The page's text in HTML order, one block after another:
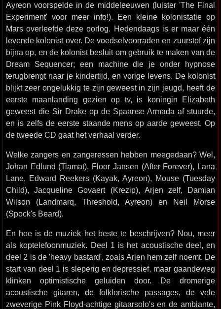
Ayreon voorspelde in de middeleeuwen (luister 'The Final
Experiment' voor meer info!). Een kleine kolonistatie op
Mars overleefde deze oorlog. Hedendaags is er maar één
levende kolonist over. De voedselvoorraden en zuurstof zijn
bijna op, en de kolonist besluit om gebruik te maken van de
Dream Sequencer; een machine die je onder hypnose
terugbrengt naar je kindertijd, en vorige levens. De kolonist
blijkt zeer ongelukkig te zijn geweest in zijn jeugd, heeft de
eerste maanlanding gezien op tv, is koningin Elizabeth
geweest die Sir Drake op de Spaanse Armada af stuurde,
en is zelfs de eerste staande mens op aarde geweest. Op
de tweede CD gaat het verhaal verder.
Welke zangers en zangeressen hebben meegedaan? Wel,
Johan Edlund (Tiamat), Floor Jansen (After Forever), Lana
Lane, Edward Reekers (Kayak, Ayreon), Mouse (Tuesday
Child), Jacqueline Govaert (Krezip), Arjen zelf, Damian
Wilson (Landmarq, Threshold, Ayreon) en Neil Morse
(Spock's Beard).
En hoe is de muziek het beste te beschrijven? Nou, meer
als koptelefoonmuziek. Deel 1 is het acoustische deel, en
deel 2 is de 'heavy bastard', zoals Arjen hem zelf noemt. De
start van deel 1 is sleperig en depressief, maar gaandeweg
klinken optimistische geluiden door. De dromerige
acoustische gitaren, de folklorische passages, de vele
zweverige Pink Floyd-achtige gitaarsolo's en de ambiante,